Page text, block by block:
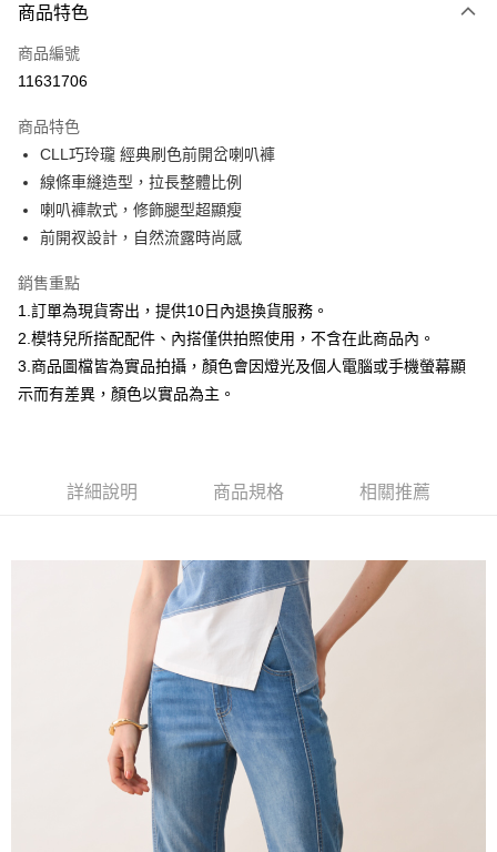
信用卡一次付款
信用卡分期付款
合作金庫商業銀行
華南商業銀行
彰化商業銀行
上海商業儲蓄銀行
國泰世華商業銀行
臺灣中小企業銀行
聯邦商業銀行
元大商業銀行
永豐商業銀行
台新國際商業銀行
中國信託商業銀行
台灣樂天信用卡公司
超商取貨付款
LINE Pay
Apple Pay
悠遊付
Google Pay
全盈+PAY
【大哥付你分期使用說明】
1.本服務由台灣大哥大提供，台灣大哥大用戶可立即使用無須另外申請。
3.實際核准額度、可分期數及費用金額請依後續交易確認頁面所載為準。
4.訂單成立30分鐘內，如未前往確認交易或遇審核未通過，訂單將自動取
消。如遇「轉專審核」未通過狀況，表示未達大哥付你分期系統評分，恕無
1.分期款項不併入電信帳單，「大哥付你分期」於每月結算日後寄送繳費提
2.透過簡訊連結打開帳單後，可選擇「超商條碼／台灣大直營門市／銀行轉
帳／街口支付／iPASS MONEY」等通路繳費。
1.本服務係由「台灣大哥大股份有限公司」（以下簡稱本公司）所提供，讓
用戶於交易時，得透過本服務購買商品或服務，並由商店將買賣／分期付款
買賣價金債權讓與本公司後，依約使用本公司帳單繳交帳款。
AFTEE先享後付
AFTEE先享後付是「在收到商品之後才付款」的支付方式。 讓您購物簡單
１．簡單：不需註冊會員、不需綁卡、不需儲值。
２．便利：只要手機號碼，簡訊認證，即可結帳。
３．安心：先確認商品／服務後，再付款。
【「AFTEE先享後付」結帳流程】
１．於結帳方式選擇「AFTEE先享後付」後，將跳轉至「AFTEE先享後付」
結帳頁面，進行簡訊認證並確認金額後，即可完成結帳。
２．訂單成立數日內，您將收到繳費通知簡訊。
３．收到繳費通知簡訊後14天內，點擊此簡訊中的連結，可透過四大超商／
ATM／網路銀行／等多元方式進行付款，方視為交易完成。
※ 請注意：結帳手續完成當下不需立刻繳費，但若您需要取消訂單，請聯絡
購買商品的店家。未經商家同意取消之訂單仍視為有效，需透過AFTEE先享
每筆NT$120，滿NT$2,000(含以上)免運費
7-11取貨付款
每筆NT$120，滿NT$2,000(含以上)免運費
每筆NT$120，滿NT$2,000(含以上)免運費
商品特色
商品編號
11631706
商品特色
CLL巧玲瓏 經典刷色前開岔喇叭褲
線條車縫造型，拉長整體比例
喇叭褲款式，修飾腿型超顯瘦
前開衩設計，自然流露時尚感
銷售重點
1.訂單為現貨寄出，提供10日內退換貨服務。
2.模特兒所搭配配件、內搭僅供拍照使用，不含在此商品內。
3.商品圖檔皆為實品拍攝，顏色會因燈光及個人電腦或手機螢幕顯
示而有差異，顏色以實品為主。
詳細說明 商品規格 相關推薦